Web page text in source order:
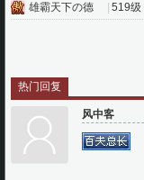
雄霸天下の德 519级
热门回复
风中客